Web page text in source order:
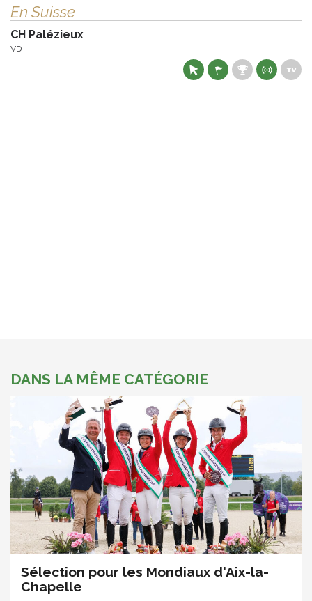
En Suisse
CH Palézieux
VD
DANS LA MÊME CATÉGORIE
Sélection pour les Mondiaux d'Aix-la-
Chapelle